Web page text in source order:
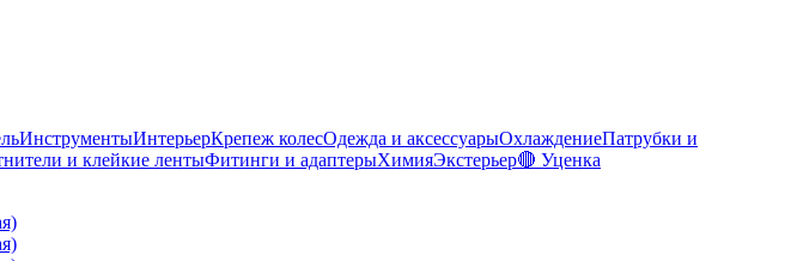
ИнструментыИнтерьерКрепеж колесОдежда и аксессуарыОхлаждениеПатрубки и
и клейкие лентыФитинги и адаптерыХимияЭкстерьер🔴 Уценка